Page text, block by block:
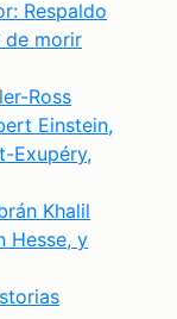
Respaldo
de morir
Ross
Einstein,
Exupéry,
Khalil
Hesse, y